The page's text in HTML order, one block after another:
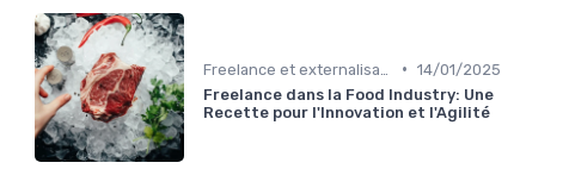
• 14/01/2025
Freelance dans la Food Industry: Une
Recette pour l'Innovation et l'Agilité